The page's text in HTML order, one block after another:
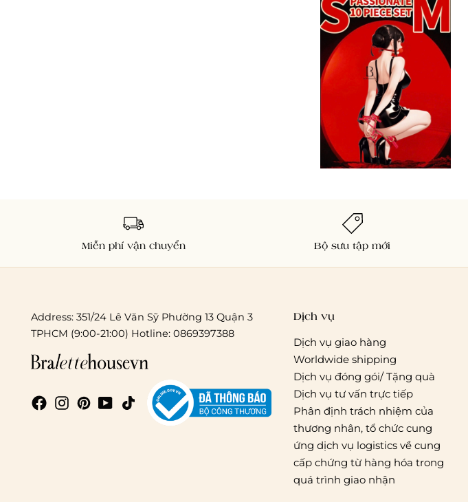
Miễn phí vận chuyển Bộ sưu tập mới
Address: 351/24 Lê Văn Sỹ Phường 13 Quận 3
TPHCM (9:00-21:00) Hotline: 0869397388
Dịch vụ
Dịch vụ giao hàng
Worldwide shipping
Dịch vụ đóng gói/ Tặng quà
Dịch vụ tư vấn trực tiếp
Phân định trách nhiệm của
thương nhân, tổ chức cung
ứng dịch vụ logistics về cung
cấp chứng từ hàng hóa trong
quá trình giao nhận